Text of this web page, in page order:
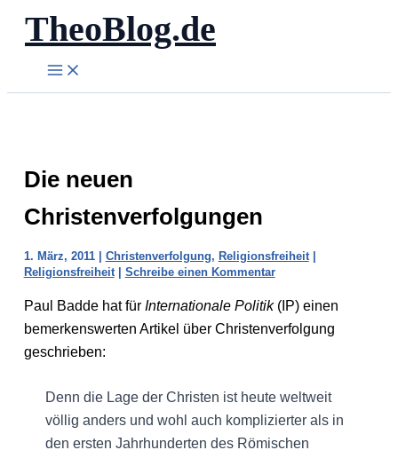
Zum
Inhalt
springen
TheoBlog.de
Die neuen
Christenverfolgungen
1. März, 2011 | Christenverfolgung, Religionsfreiheit|
Religionsfreiheit| Schreibe einen Kommentar
Paul Badde hat für Internationale Politik(IP) einen
bemerkenswerten Artikel über Christenverfolgung
geschrieben:
Denn die Lage der Christen ist heute weltweit
völlig anders und wohl auch komplizierter als in
den ersten Jahrhunderten des Römischen